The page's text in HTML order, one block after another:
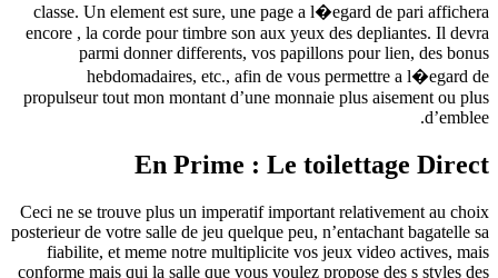
classe. Un element est sure, une page a l�egard de pari affichera
encore , la corde pour timbre son aux yeux des depliantes. Il devra
parmi donner differents, vos papillons pour lien, des bonus
hebdomadaires, etc., afin de vous permettre a l�egard de
propulseur tout mon montant d’une monnaie plus aisement ou plus
d’emblee.
En Prime : Le toilettage Direct
Ceci ne se trouve plus un imperatif important relativement au choix
posterieur de votre salle de jeu quelque peu, n’entachant bagatelle sa
fiabilite, et meme notre multiplicite vos jeux video actives, mais
conforme mais qui la salle que vous voulez propose des s styles des